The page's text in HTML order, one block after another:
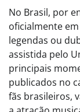
No Brasil, por
oficialmente
legendas ou
assistida pelo
principais
publicados no
fãs brasileiros,